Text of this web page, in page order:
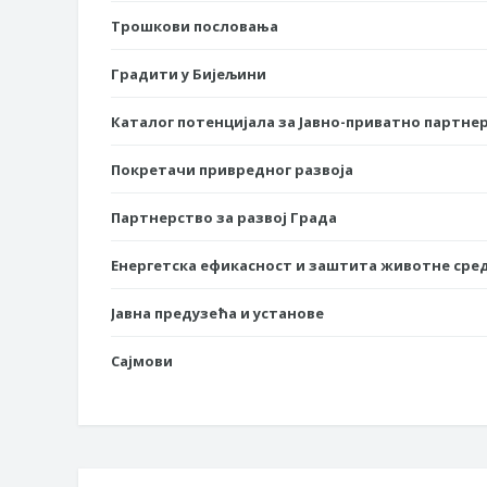
Трошкови пословања
Градити у Бијељини
Каталог потенцијала за Јавно-приватно
Покретачи привредног развоја
Партнерство за развој Града
Енергетска ефикасност и заштита животне
Јавна предузећа и установе
Сајмови